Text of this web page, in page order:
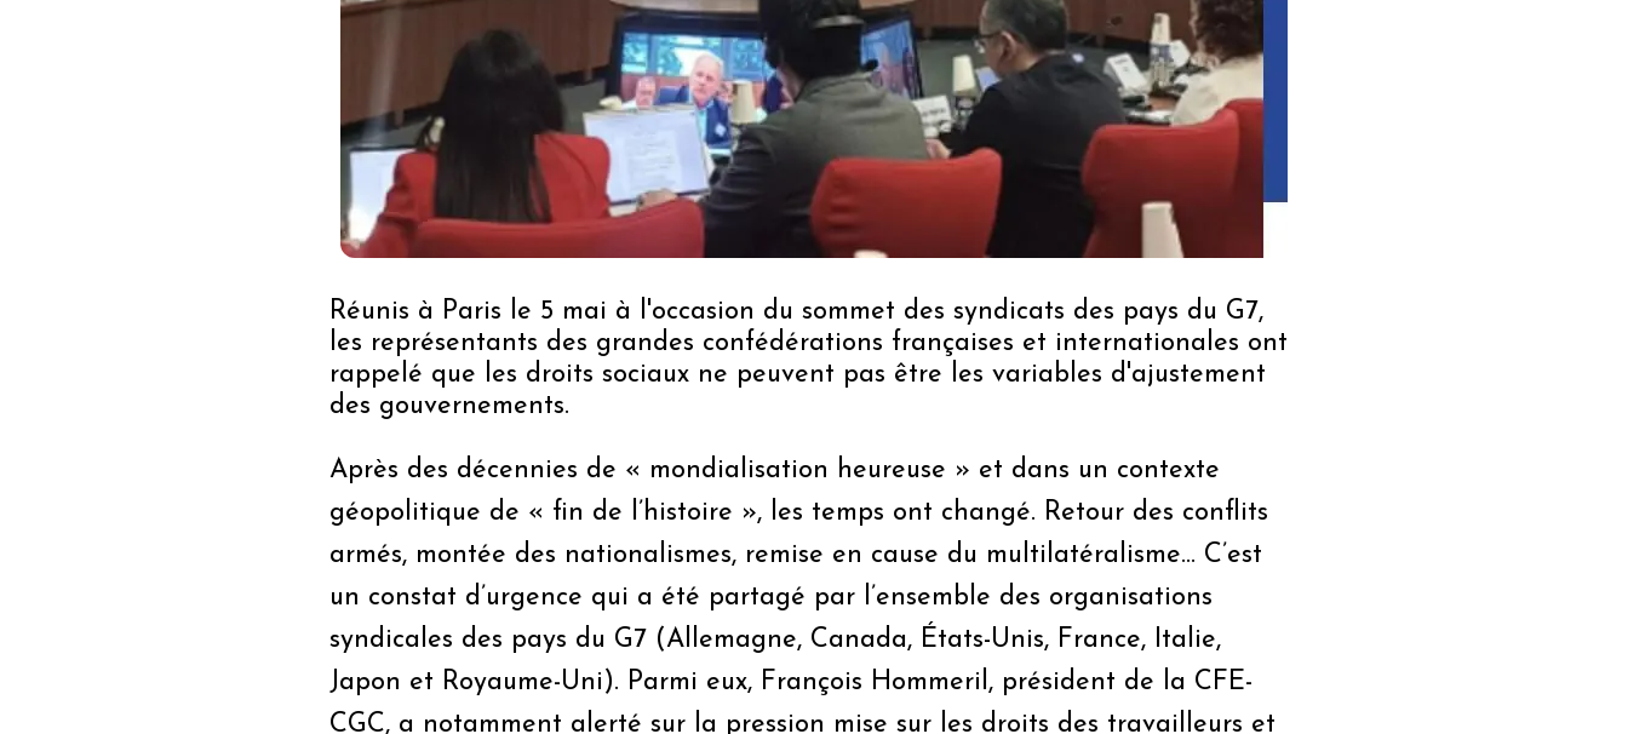
Réunis à Paris le 5 mai à l'occasion du sommet des syndicats des pays du G7,
les représentants des grandes confédérations françaises et internationales ont
rappelé que les droits sociaux ne peuvent pas être les variables d'ajustement
des gouvernements.
Après des décennies de « mondialisation heureuse » et dans un contexte
géopolitique de « fin de l’histoire », les temps ont changé. Retour des conflits
armés, montée des nationalismes, remise en cause du multilatéralisme… C’est
un constat d’urgence qui a été partagé par l’ensemble des organisations
syndicales des pays du G7 (Allemagne, Canada, États-Unis, France, Italie,
Japon et Royaume-Uni). Parmi eux, François Hommeril, président de la CFE-
CGC, a notamment alerté sur la pression mise sur les droits des travailleurs et